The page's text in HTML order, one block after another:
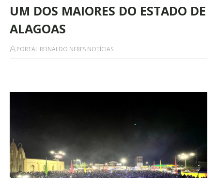
UM DOS MAIORES DO ESTADO DE
ALAGOAS
PORTAL REINALDO NERES NOTÍCIAS